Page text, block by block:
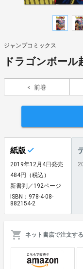
ジャンプコミックス
ドラゴンボール
前巻
紙版
2019年12月4日発売
484円（税込）
新書判／192ページ
ISBN：978-4-08-
882154-2
ネット書店で注文する